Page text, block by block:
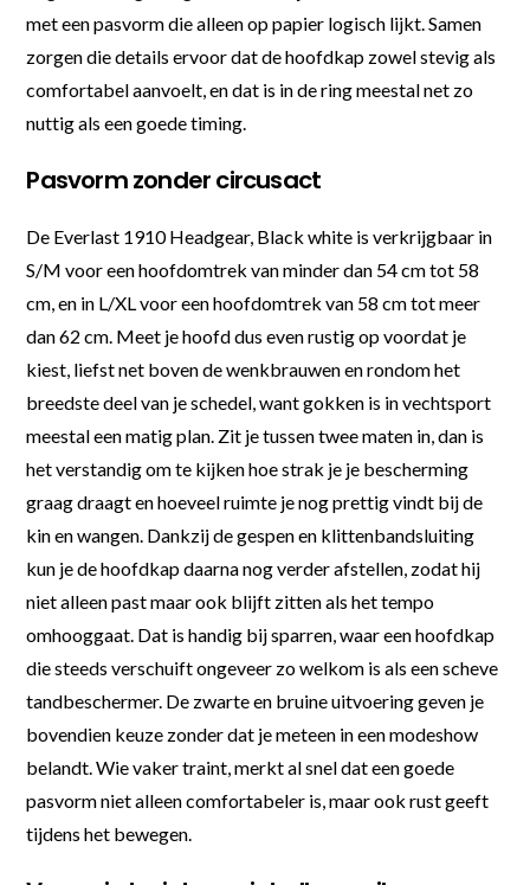
met een pasvorm die alleen op papier logisch lijkt. Samen
zorgen die details ervoor dat de hoofdkap zowel stevig als
comfortabel aanvoelt, en dat is in de ring meestal net zo
nuttig als een goede timing.
Pasvorm zonder circusact
De Everlast 1910 Headgear, Black white is verkrijgbaar in
S/M voor een hoofdomtrek van minder dan 54 cm tot 58
cm, en in L/XL voor een hoofdomtrek van 58 cm tot meer
dan 62 cm. Meet je hoofd dus even rustig op voordat je
kiest, liefst net boven de wenkbrauwen en rondom het
breedste deel van je schedel, want gokken is in vechtsport
meestal een matig plan. Zit je tussen twee maten in, dan is
het verstandig om te kijken hoe strak je je bescherming
graag draagt en hoeveel ruimte je nog prettig vindt bij de
kin en wangen. Dankzij de gespen en klittenbandsluiting
kun je de hoofdkap daarna nog verder afstellen, zodat hij
niet alleen past maar ook blijft zitten als het tempo
omhooggaat. Dat is handig bij sparren, waar een hoofdkap
die steeds verschuift ongeveer zo welkom is als een scheve
tandbeschermer. De zwarte en bruine uitvoering geven je
bovendien keuze zonder dat je meteen in een modeshow
belandt. Wie vaker traint, merkt al snel dat een goede
pasvorm niet alleen comfortabeler is, maar ook rust geeft
tijdens het bewegen.